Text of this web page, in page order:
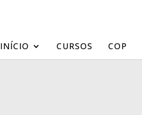
INÍCIO CURSOS COP